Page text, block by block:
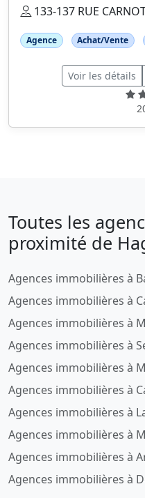
133-137 RUE
Agence Achat/Vente
Voir les détails
Toutes les
proximité de
Agences immobilières à
Agences immobilières à
Agences immobilières à
Agences immobilières à
Agences immobilières à
Agences immobilières à
Agences immobilières à
Agences immobilières à
Agences immobilières à
Agences immobilières à